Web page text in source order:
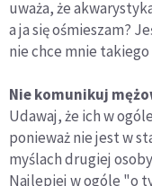
uważa, że
a ja się ośmieszam?
nie chce mnie takiego
Nie komunikuj
Udawaj, że ich w
ponieważ nie jest w
myślach drugiej
Najlepiej w ogóle "o